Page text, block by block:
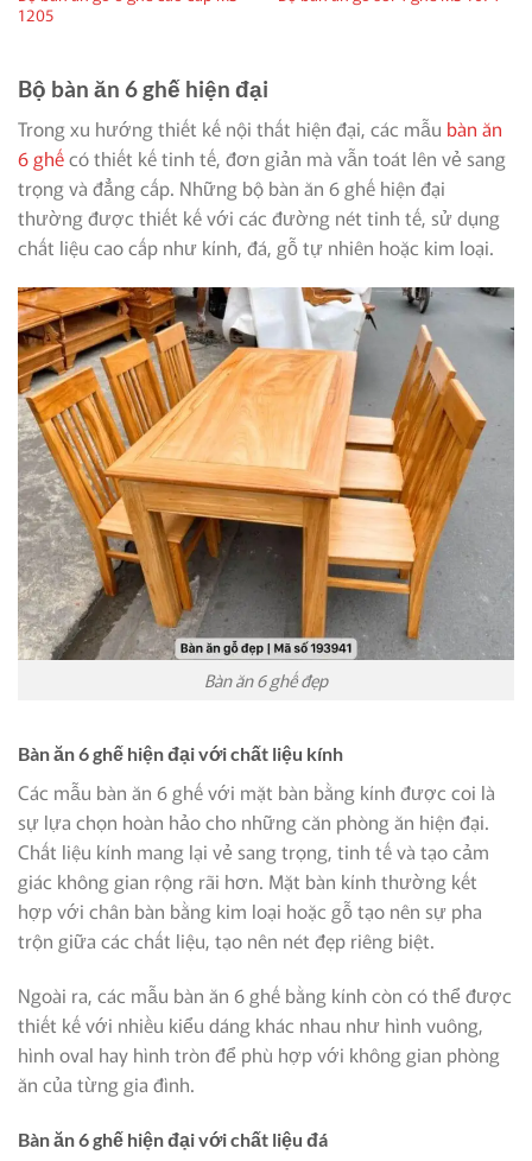
1205
Bộ bàn ăn 6 ghế hiện đại
Trong xu hướng thiết kế nội thất hiện đại, các mẫu bàn ăn
6 ghếcó thiết kế tinh tế, đơn giản mà vẫn toát lên vẻ sang
trọng và đẳng cấp. Những bộ bàn ăn 6 ghế hiện đại
thường được thiết kế với các đường nét tinh tế, sử dụng
chất liệu cao cấp như kính, đá, gỗ tự nhiên hoặc kim loại.
Bàn ăn 6 ghế đẹp
Bàn ăn 6 ghế hiện đại với chất liệu kính
Các mẫu bàn ăn 6 ghế với mặt bàn bằng kính được coi là
sự lựa chọn hoàn hảo cho những căn phòng ăn hiện đại.
Chất liệu kính mang lại vẻ sang trọng, tinh tế và tạo cảm
giác không gian rộng rãi hơn. Mặt bàn kính thường kết
hợp với chân bàn bằng kim loại hoặc gỗ tạo nên sự pha
trộn giữa các chất liệu, tạo nên nét đẹp riêng biệt.
Ngoài ra, các mẫu bàn ăn 6 ghế bằng kính còn có thể được
thiết kế với nhiều kiểu dáng khác nhau như hình vuông,
hình oval hay hình tròn để phù hợp với không gian phòng
ăn của từng gia đình.
Bàn ăn 6 ghế hiện đại với chất liệu đá